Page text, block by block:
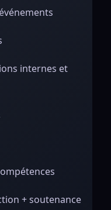
internes et
+ soutenance